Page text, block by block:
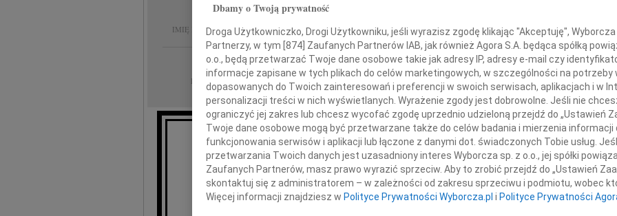
IMIĘ I NAZWISKO: Eugeniusz Starczewski
REGION: Katowice
DATA EMISJI: 26.01.2010
Z głębokim żalem zawiadamiamy, że
w dniu 25 stycznia 2010 roku zmarł nasz ukochany
Mąż, Ojciec i Dziadek
INNE
Z
Z
Z
Dbamy o Twoją prywatność
Droga Użytkowniczko, Drogi Użytkowniku, jeśli wyrazisz zgodę klikając "Akceptuję",
Partnerzy, w tym [ 874 ] Zaufanych Partnerów IAB, jak również Agora S.A. będąca spółką
o.o., będą przetwarzać Twoje dane osobowe takie jak adresy IP, adresy e-mail czy
informacje zapisane w tych plikach do celów marketingowych, w szczególności na potrzeby
dopasowanych do Twoich zainteresowań i preferencji w swoich serwisach, aplikacjach i w
personalizacji treści w nich wyświetlanych. Wyrażenie zgody jest dobrowolne. Jeśli nie
ograniczyć jej zakres lub chcesz wycofać zgodę uprzednio udzieloną przejdź do „Ustawień
Twoje dane osobowe mogą być przetwarzane także do celów badania i mierzenia
funkcjonowania serwisów i aplikacji lub łączone z danymi dot. świadczonych Tobie usług.
przetwarzania Twoich danych jest uzasadniony interes Wyborcza sp. z o.o., jej spółki
Zaufanych Partnerów, masz prawo wyrazić sprzeciw. Aby to zrobić przejdź do „Ustawień
skontaktuj się z administratorem – w zależności od zakresu sprzeciwu i podmiotu, wobec
Więcej informacji znajdziesz w Polityce Prywatności Wyborcza.pl i Polityce Prywatności